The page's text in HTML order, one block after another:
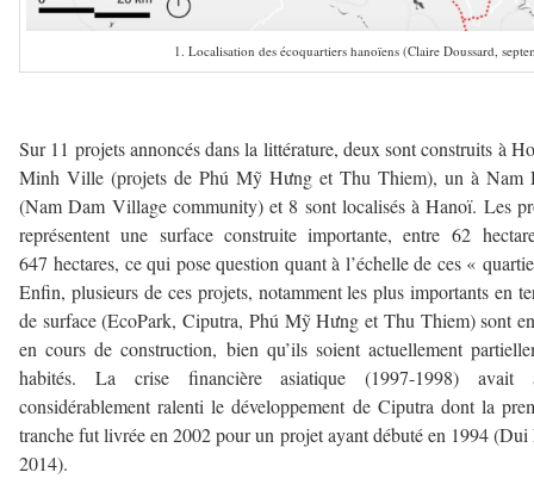
1. Localisation des écoquartiers hanoïens (Claire Doussard,
Sur 11 projets annoncés dans la littérature, deux sont construits à
Minh Ville (projets de Phú Mỹ Hưng et Thu Thiem), un à Nam
(Nam Dam Village community) et 8 sont localisés à Hanoï. Les
représentent une surface construite importante, entre 62
647 hectares, ce qui pose question quant à l’échelle de ces «
Enfin, plusieurs de ces projets, notamment les plus importants en
de surface (EcoPark, Ciputra, Phú Mỹ Hưng et Thu Thiem) sont
en cours de construction, bien qu’ils soient actuellement
habités. La crise financière asiatique (1997-1998) avait
considérablement ralenti le développement de Ciputra dont la
tranche fut livrée en 2002 pour un projet ayant débuté en 1994
2014).